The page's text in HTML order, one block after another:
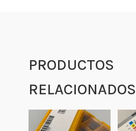
PRODUCTOS
RELACIONADOS